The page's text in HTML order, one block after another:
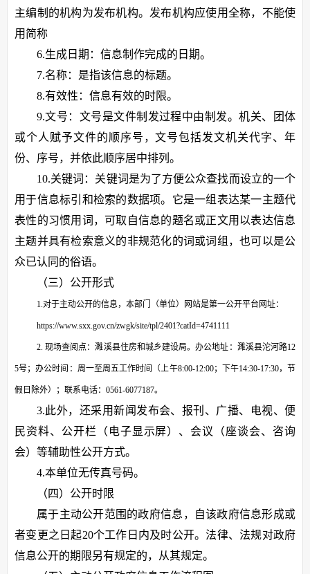
主编制的机构为发布机构。发布机构应使用全称，不能使
用简称
6.生成日期：信息制作完成的日期。
7.名称：是指该信息的标题。
8.有效性：信息有效的时限。
9.文号：文号是文件制发过程中由制发。机关、团体
或个人赋予文件的顺序号，文号包括发文机关代字、年
份、序号，并依此顺序居中排列。
10.关键词：关键词是为了方便公众查找而设立的一个
用于信息标引和检索的数据项。它是一组表达某一主题代
表性的习惯用词，可取自信息的题名或正文用以表达信息
主题并具有检索意义的非规范化的词或词组，也可以是公
众已认同的俗语。
（三）公开形式
1.对于主动公开的信息，本部门（单位）网站是第一公开平台网址：
https://www.sxx.gov.cn/zwgk/site/tpl/2401?catId=4741111
2.现场查阅点：濉溪县住房和城乡建设局。办公地址：濉溪县沱河路12
5号；办公时间：周一至周五工作时间（上午8:00-12:00；下午14:30-17:30，节
假日除外）； 联系电话： 0561-6077187。
3.此外，还采用新闻发布会、报刊、广播、电视、便
民资料、公开栏（电子显示屏）、会议（座谈会、咨询
会）等辅助性公开方式。
4.本单位无传真号码。
（四）公开时限
属于主动公开范围的政府信息，自该政府信息形成或
者变更之日起20个工作日内及时公开。法律、法规对政府
信息公开的期限另有规定的，从其规定。